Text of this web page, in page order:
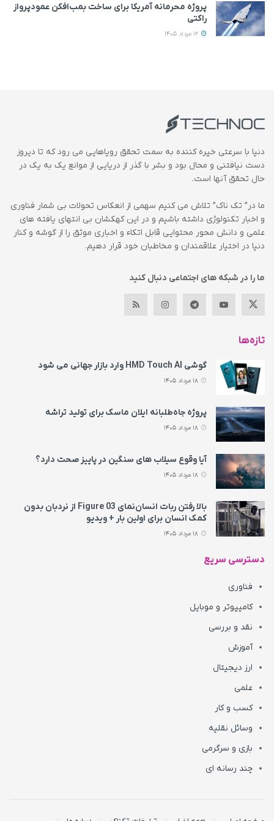
پروژه محرمانه آمریکا برای ساخت بمب‌افکن عمودپرواز
راکتی
دنیا با سرعتی خیره کننده به سمت تحقق رویاهایی می رود که تا دیروز
دست نیافتنی و محال بود و بشر با گذر از دریایی از موانع یک به یک در
حال تحقق آنها است.
ما در” تک ناک” تلاش می کنیم سهمی از انعکاس تحولات بی شمار فناوری
و اخبار تکنولوژی داشته باشیم و در این کهکشان بی انتهای یافته های
علمی و دانش محور محتوایی قابل اتکاء و اخباری موثق را از گوشه و کنار
دنیا در اختیار علاقمندان و مخاطبان خود قرار دهیم.
ما را در شبکه های اجتماعی دنبال کنید
تازه‌ها
گوشی HMD Touch AI وارد بازار جهانی می‌ شود
پروژه جاه‌طلبانه ایلان ماسک برای تولید تراشه
آیا وقوع سیلاب های سنگین در پاییز صحت دارد؟
بالا رفتن ربات انسان‌نمای Figure 03 از نردبان بدون
کمک انسان برای اولین بار + ویدیو
دسترسی سریع
فناوری
کامپیوتر و موبایل
نقد و بررسی
آموزش
ارز دیجیتال
علمی
کسب و کار
وسائل نقلیه
بازی و سرگرمی
چند رسانه ای